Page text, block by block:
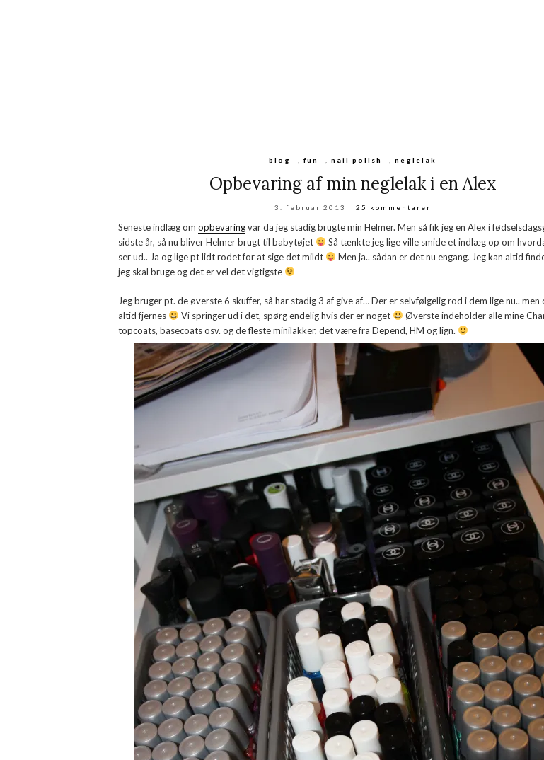
blog ,fun ,nail polish ,neglelak
Opbevaring af min neglelak i en Alex
3. februar 2013 25 kommentarer
Seneste indlæg om opbevaringvar da jeg stadig brugte min Helmer. Men så fik jeg en Alex i
sidste år, så nu bliver Helmer brugt til babytøjet
Så tænkte jeg lige ville smide et indlæg op om
ser ud.. Ja og lige pt lidt rodet for at sige det mildt
Men ja.. sådan er det nu engang. Jeg kan altid
jeg skal bruge og det er vel det vigtigste
Jeg bruger pt. de øverste 6 skuffer, så har stadig 3 af give af… Der er selvfølgelig rod i dem lige nu.. men
altid fjernes
Vi springer ud i det, spørg endelig hvis der er noget
Øverste indeholder alle mine
topcoats, basecoats osv. og de fleste minilakker, det være fra Depend, HM og lign.